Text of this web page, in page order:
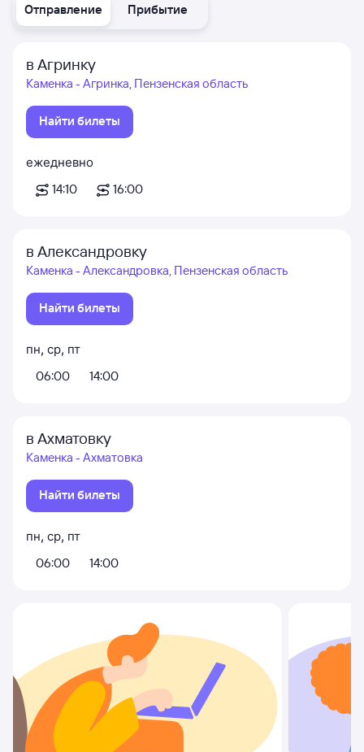
Отправление Прибытие
в Агринку
Каменка - Агринка, Пензенская область
Найти билеты
ежедневно
14:10
16:00
в Александровку
Каменка - Александровка, Пензенская область
Найти билеты
пн, ср, пт
06:00
14:00
в Ахматовку
Каменка - Ахматовка
Найти билеты
пн, ср, пт
06:00
14:00